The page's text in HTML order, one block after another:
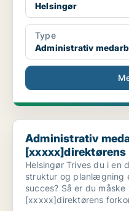
Helsingør
Type
Administrativ
Administrativ medarbejder
Administrativ
[xxxxx]direktørens
Helsingør Trives du i en
struktur og planlægning
succes? Så er du
[xxxxx]direktørens